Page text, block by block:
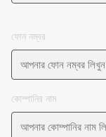
ফোন নম্বর
কোম্পানির নাম